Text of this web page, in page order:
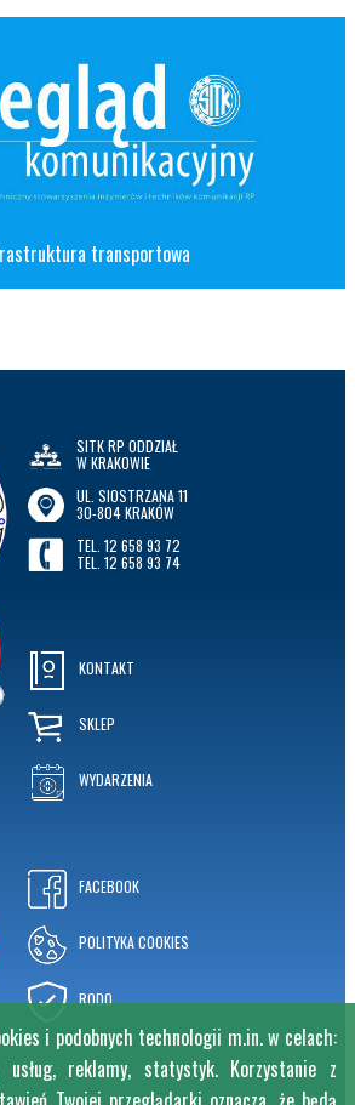
transportowa
SITK RP ODDZIAŁ
W KRAKOWIE
UL. SIOSTRZANA 11
30-804 KRAKÓW
TEL. 12 658 93 72
TEL. 12 658 93 74
KONTAKT
SKLEP
WYDARZENIA
FACEBOOK
POLITYKA COOKIES
RODO
i podobnych technologii m.in. w celach:
usług, reklamy, statystyk. Korzystanie z